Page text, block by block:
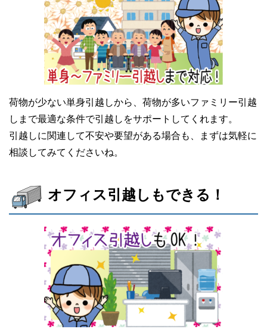
荷物が少ない単身引越しから、荷物が多いファミリー引越
しまで最適な条件で引越しをサポートしてくれます。
引越しに関連して不安や要望がある場合も、まずは気軽に
相談してみてくださいね。
オフィス引越しもできる！